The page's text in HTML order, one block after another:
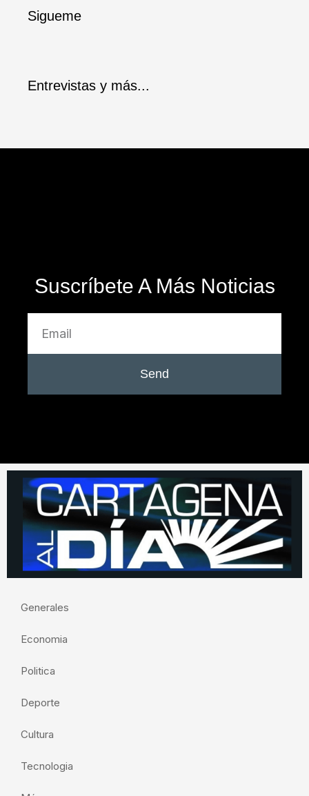
Sigueme
Entrevistas y más...
Suscríbete A Más Noticias
Send
Generales
Economia
Politica
Deporte
Cultura
Tecnologia